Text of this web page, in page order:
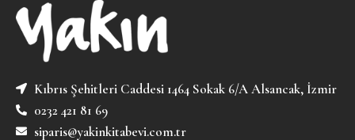
Kıbrıs Şehitleri Caddesi 1464 Sokak 6/A Alsancak, İzmir
0232 421 81 69
siparis@yakinkitabevi.com.tr